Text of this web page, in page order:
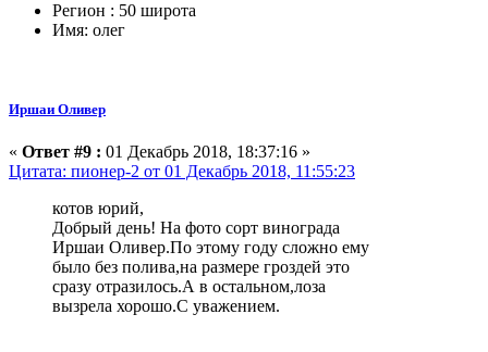
Регион : 50 широта
Имя: олег
Иршаи Оливер
« Ответ #9 : 01 Декабрь 2018, 18:37:16 »
Цитата: пионер-2 от 01 Декабрь 2018, 11:55:23
котов юрий,
Добрый день! На фото сорт винограда
Иршаи Оливер.По этому году сложно ему
было без полива,на размере гроздей это
сразу отразилось.А в остальном,лоза
вызрела хорошо.С уважением.